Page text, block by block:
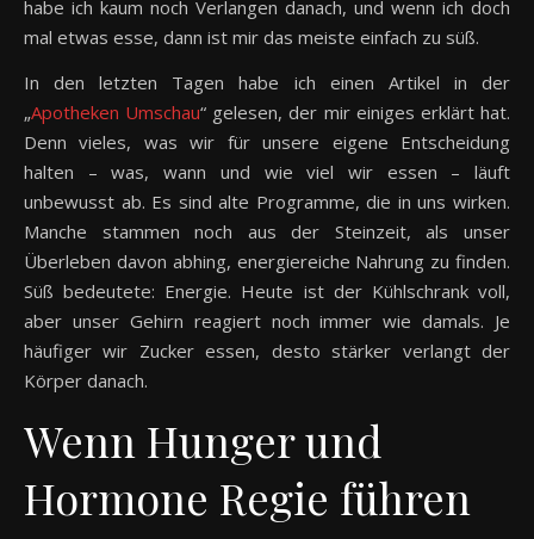
habe ich kaum noch Verlangen danach, und wenn ich doch
mal etwas esse, dann ist mir das meiste einfach zu süß.
In den letzten Tagen habe ich einen Artikel in der
„Apotheken Umschau“ gelesen, der mir einiges erklärt hat.
Denn vieles, was wir für unsere eigene Entscheidung
halten – was, wann und wie viel wir essen – läuft
unbewusst ab. Es sind alte Programme, die in uns wirken.
Manche stammen noch aus der Steinzeit, als unser
Überleben davon abhing, energiereiche Nahrung zu finden.
Süß bedeutete: Energie. Heute ist der Kühlschrank voll,
aber unser Gehirn reagiert noch immer wie damals. Je
häufiger wir Zucker essen, desto stärker verlangt der
Körper danach.
Wenn Hunger und
Hormone Regie führen